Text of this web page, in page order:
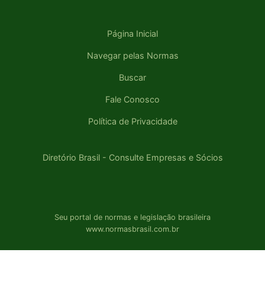
Página Inicial
Navegar pelas Normas
Buscar
Fale Conosco
Política de Privacidade
Diretório Brasil - Consulte Empresas e Sócios
Seu portal de normas e legislação brasileira
www.normasbrasil.com.br